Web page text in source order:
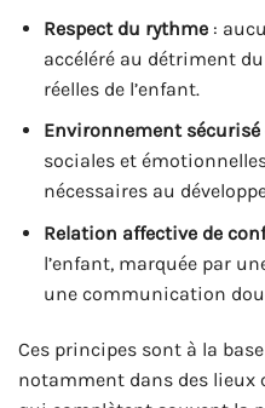
Respect du rythme:
accéléré au détriment
réelles de l’enfant.
Environnement sécurisé
sociales et
nécessaires au
Relation affective de
l’enfant, marquée par
une communication
Ces principes sont à la
notamment dans des lieux